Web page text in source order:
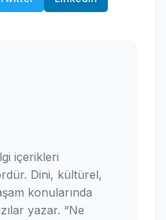
içerikleri
Dini, kültürel,
konularında
yazar. “Ne